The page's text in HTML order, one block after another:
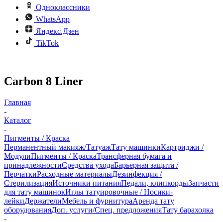
Одноклассники
WhatsApp
Яндекс.Дзен
TikTok
Carbon 8 Liner
Главная
-
Каталог
-
Пигменты / Краска
Перманентный макияж/ТатуажТату машинкиКартриджи /
МодулиПигменты / КраскаТрансферная бумага и
принадлежностиСредства уходаБарьерная защита /
ПерчаткиРасходные материалыДезинфекция /
СтерилизацияИсточники питанияПедали, клипкордыЗапчасти
для тату машинокИглы татуировочные / Носики-
лейкиДержателиМебель и фурнитураАренда тату
оборудованияДоп. услуги/Спец. предложенияТату барахолка
-